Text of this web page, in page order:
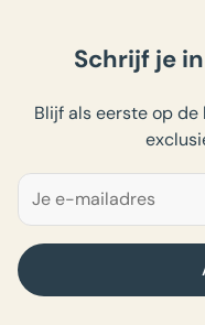
Schrijf je
Blijf als eerste op